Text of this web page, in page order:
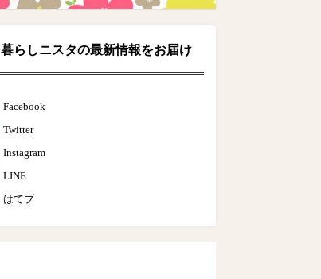
暮らしニスタの最新情報をお届け
Facebook
Twitter
Instagram
LINE
はてブ